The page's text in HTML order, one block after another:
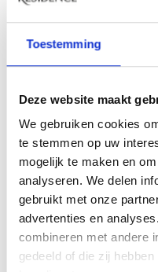
Toestemming
Deze website maakt
We gebruiken cookies
te stemmen op uw
mogelijk te maken en
analyseren. We delen
gebruikt met onze
advertenties en
combineren met andere
gedeeld of die zij
BIJZONDER WONEN